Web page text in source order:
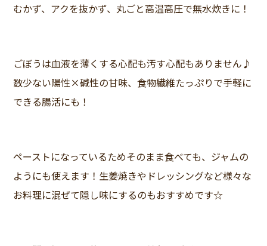
むかず、アクを抜かず、丸ごと高温高圧で無水炊きに！
ごぼうは血液を薄くする心配も汚す心配もありません♪
数少ない陽性×碱性の甘味、食物繊維たっぷりで手軽に
できる腸活にも！
ペーストになっているためそのまま食べても、ジャムの
ようにも使えます！生姜焼きやドレッシングなど様々な
お料理に混ぜて隠し味にするのもおすすめです☆